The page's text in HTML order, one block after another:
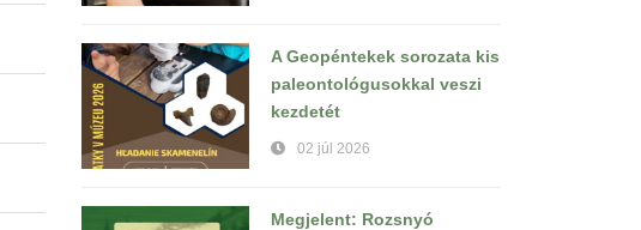
A Geopéntekek sorozata kis
paleontológusokkal veszi
kezdetét
02 júl 2026
Megjelent: Rozsnyó